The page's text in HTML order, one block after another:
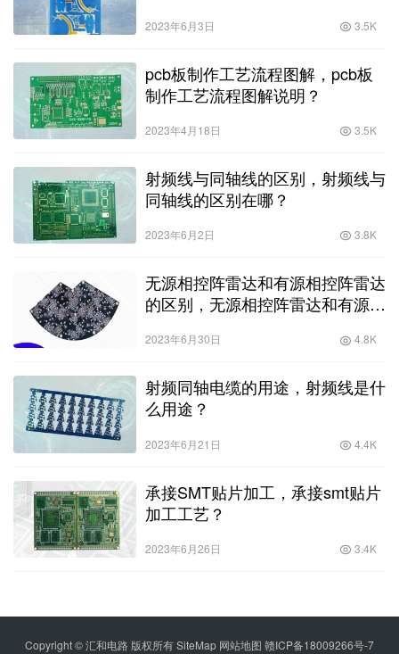
2023年6月3日 3.5K
pcb板制作工艺流程图解，pcb板
制作工艺流程图解说明？
2023年4月18日 3.5K
射频线与同轴线的区别，射频线与
同轴线的区别在哪？
2023年6月2日 3.8K
无源相控阵雷达和有源相控阵雷达
的区别，无源相控阵雷达和有源相
2023年6月30日 4.8K
射频同轴电缆的用途，射频线是什
么用途？
2023年6月21日 4.4K
承接SMT贴片加工，承接smt贴片
加工工艺？
2023年6月26日 3.4K
Copyright © 汇和电路 版权所有SiteMap 网站地图 赣ICP备18009266号-7